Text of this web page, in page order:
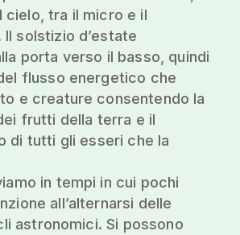
cielo, tra il micro e il
solstizio d’estate
porta verso il basso, quindi
flusso energetico che
e creature consentendo la
frutti della terra e il
di tutti gli esseri che la
in tempi in cui pochi
all’alternarsi delle
astronomici. Si possono